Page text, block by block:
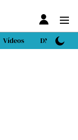
Vídeos DN Sport